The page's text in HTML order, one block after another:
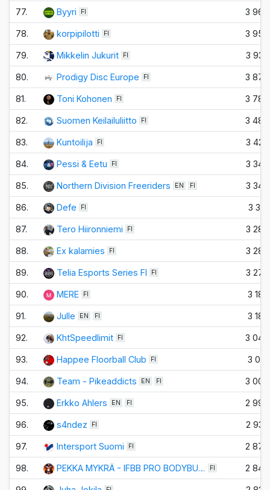
77. Byyri FI 3 960
78. korpipilotti FI 3 950
79. Mikkelin Jukurit FI 3 930
80. Prodigy Disc Europe FI 3 870
81. Toni Kohonen FI 3 780
82. Suomen Keilailuliitto FI 3 480
83. Kuntoilija FI 3 420
84. Pessi & Eetu FI 3 340
85. Northern Division Freeriders EN FI 3 340
86. Defe FI 3 310
87. Tero Hiironniemi FI 3 280
88. Ex kalamies FI 3 280
89. Telia Esports Series FI FI 3 270
90. MERE FI 3 180
91. Julle EN FI 3 180
92. KhtSpeedlimit FI 3 040
93. Happee Floorball Club FI 3 010
94. Team - Pikeaddicts EN FI 3 000
95. Erkko Ahlers EN FI 2 990
96. s4ndez FI 2 930
97. Intersport Suomi FI 2 870
98. PEKKA MYKRÄ - IFBB PRO BODYBU… FI 2 840